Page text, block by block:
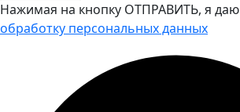
Нажимая на кнопку ОТПРАВИТЬ, я даю
обработку персональных данных